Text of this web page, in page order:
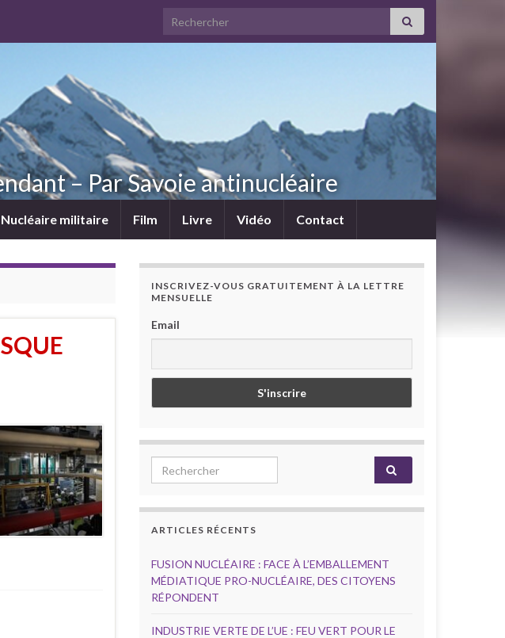
Search for:
– Par Savoie antinucléaire
Nucléaire militaire Film Livre Vidéo Contact
INSCRIVEZ-VOUS GRATUITEMENT À LA LETTRE
MENSUELLE
Email
Search for:
ARTICLES RÉCENTS
FUSION NUCLÉAIRE : FACE À L’EMBALLEMENT
MÉDIATIQUE PRO-NUCLÉAIRE, DES CITOYENS
RÉPONDENT
INDUSTRIE VERTE DE L’UE : FEU VERT POUR LE